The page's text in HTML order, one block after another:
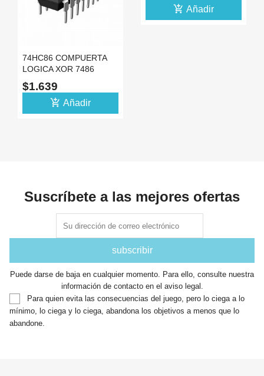
74HC86 COMPUERTA
LOGICA XOR 7486
SN74HC86N
$1.639
add_shopping_cart Añadir
add_shopping_cart Añadir
Suscríbete a las mejores ofertas
Puede darse de baja en cualquier momento. Para ello, consulte nuestra
información de contacto en el aviso legal.
Para quien evita las consecuencias del juego, pero lo ciega a lo
mínimo, lo ciega y lo ciega, abandona los objetivos a menos que lo
abandone.